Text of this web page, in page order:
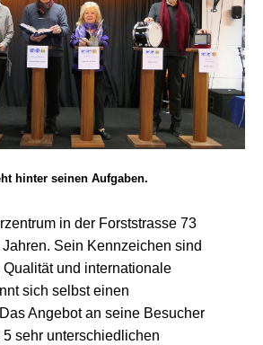
hinter seinen Aufgaben.
in der Forststrasse 73
Sein Kennzeichen sind
und internationale
sich selbst einen
Angebot an seine Besucher
sehr unterschiedlichen